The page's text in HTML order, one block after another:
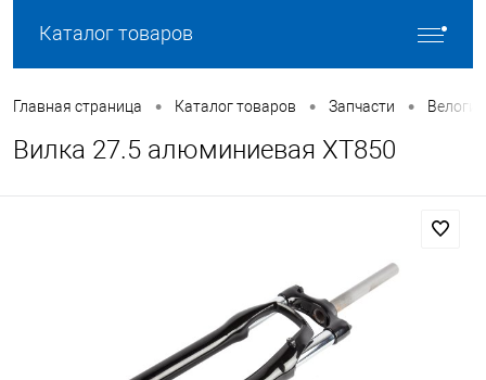
Каталог товаров
Главная страница • Каталог товаров • Запчасти •
Вилка 27.5 алюминиевая XT850